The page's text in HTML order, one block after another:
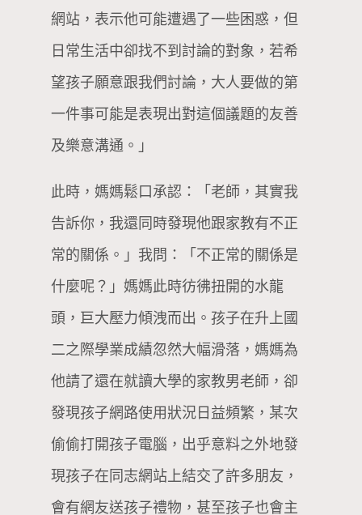
網站，表示他可能遭遇了一些困惑，但
日常生活中卻找不到討論的對象，若希
望孩子願意跟我們討論，大人要做的第
一件事可能是表現出對這個議題的友善
及樂意溝通。」
此時，媽媽鬆口承認：「老師，其實我
告訴你，我還同時發現他跟家教有不正
常的關係。」我問：「不正常的關係是
什麼呢？」媽媽此時彷彿扭開的水龍
頭，巨大壓力傾洩而出。孩子在升上國
二之際學業成績忽然大幅滑落，媽媽為
他請了還在就讀大學的家教男老師，卻
發現孩子網路使用狀況日益頻繁，某次
偷偷打開孩子電腦，出乎意料之外地發
現孩子在同志網站上結交了許多朋友，
會有網友送孩子禮物，甚至孩子也會主